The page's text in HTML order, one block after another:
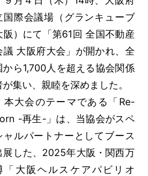
国際会議場（グランキューブ
阪）にて「第61回 全国不動産
議 大阪府大会」が開かれ、全
から1,700人を超える協会関係
が集い、親睦を深めました。
本大会のテーマである「Re-
-再生-」は、当協会がスペ
ャルパートナーとしてブース
展した、2025年大阪・関西万
「大阪ヘルスケアパビリオ